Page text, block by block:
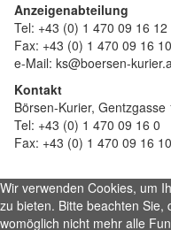
Anzeigenabteilung
Tel: +43 (0) 1 470 09 16 12
Fax: +43 (0) 1 470 09 16 10
e-Mail: ks@boersen-
Kontakt
Börsen-Kurier,
Tel: +43 (0) 1 470 09 16 0
Fax: +43 (0) 1 470 09 16 10
Wir verwenden Cookies, um
zu bieten. Bitte beachten Sie,
womöglich nicht mehr alle